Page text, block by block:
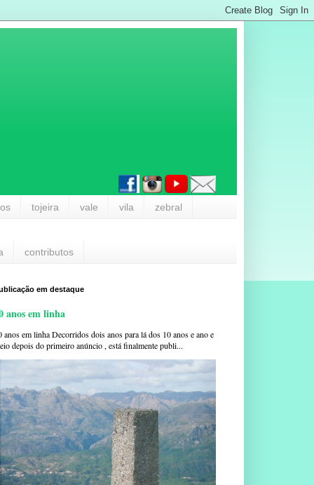
tojeira vale vila zebral
contributos
em destaque
anos em linha
anos em linha Decorridos dois anos para lá dos 10 anos e ano e
depois do primeiro anúncio , está finalmente publi...